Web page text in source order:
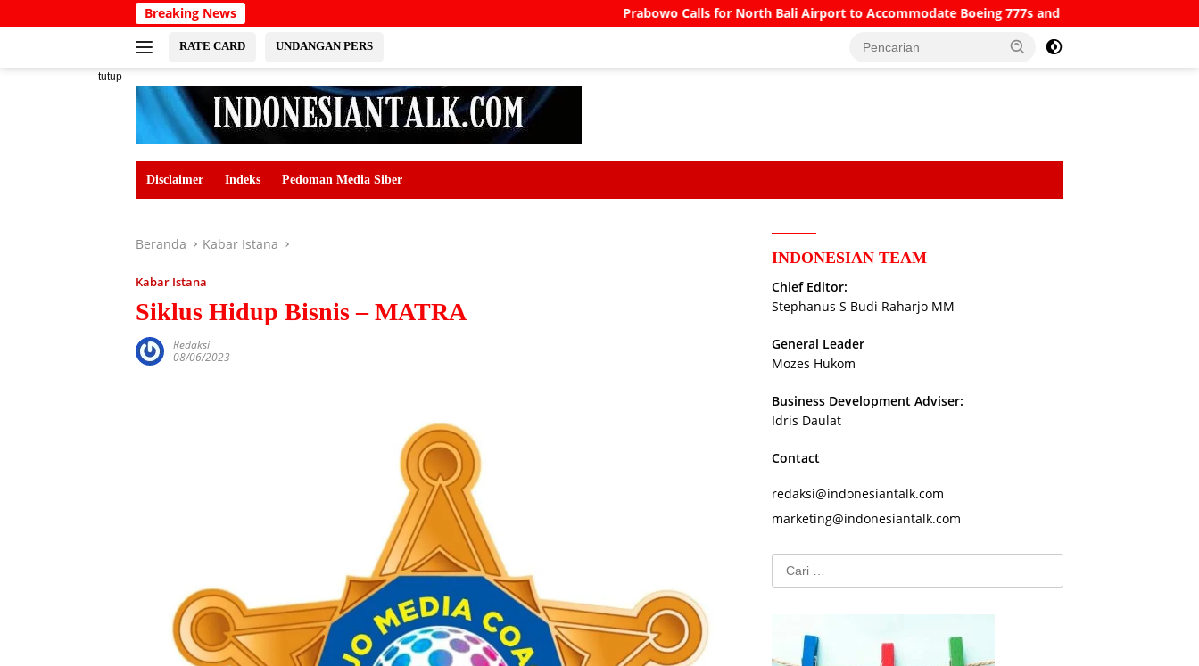
ke
Breaking News Prabowo Calls for North Bali Airport to Accommodate Boeing 777s and Airbus A380s
RATE CARD UNDANGAN PERS
tutup
Disclaimer Indeks Pedoman Media Siber
Beranda Kabar Istana
Kabar Istana
Siklus Hidup Bisnis – MATRA
Redaksi
08/06/2023
INDONESIAN TEAM
Chief Editor:
Stephanus S Budi Raharjo MM
General Leader
Mozes Hukom
Business Development Adviser:
Idris Daulat
Contact
redaksi@indonesiantalk.com
marketing@indonesiantalk.com
Cari
untuk: